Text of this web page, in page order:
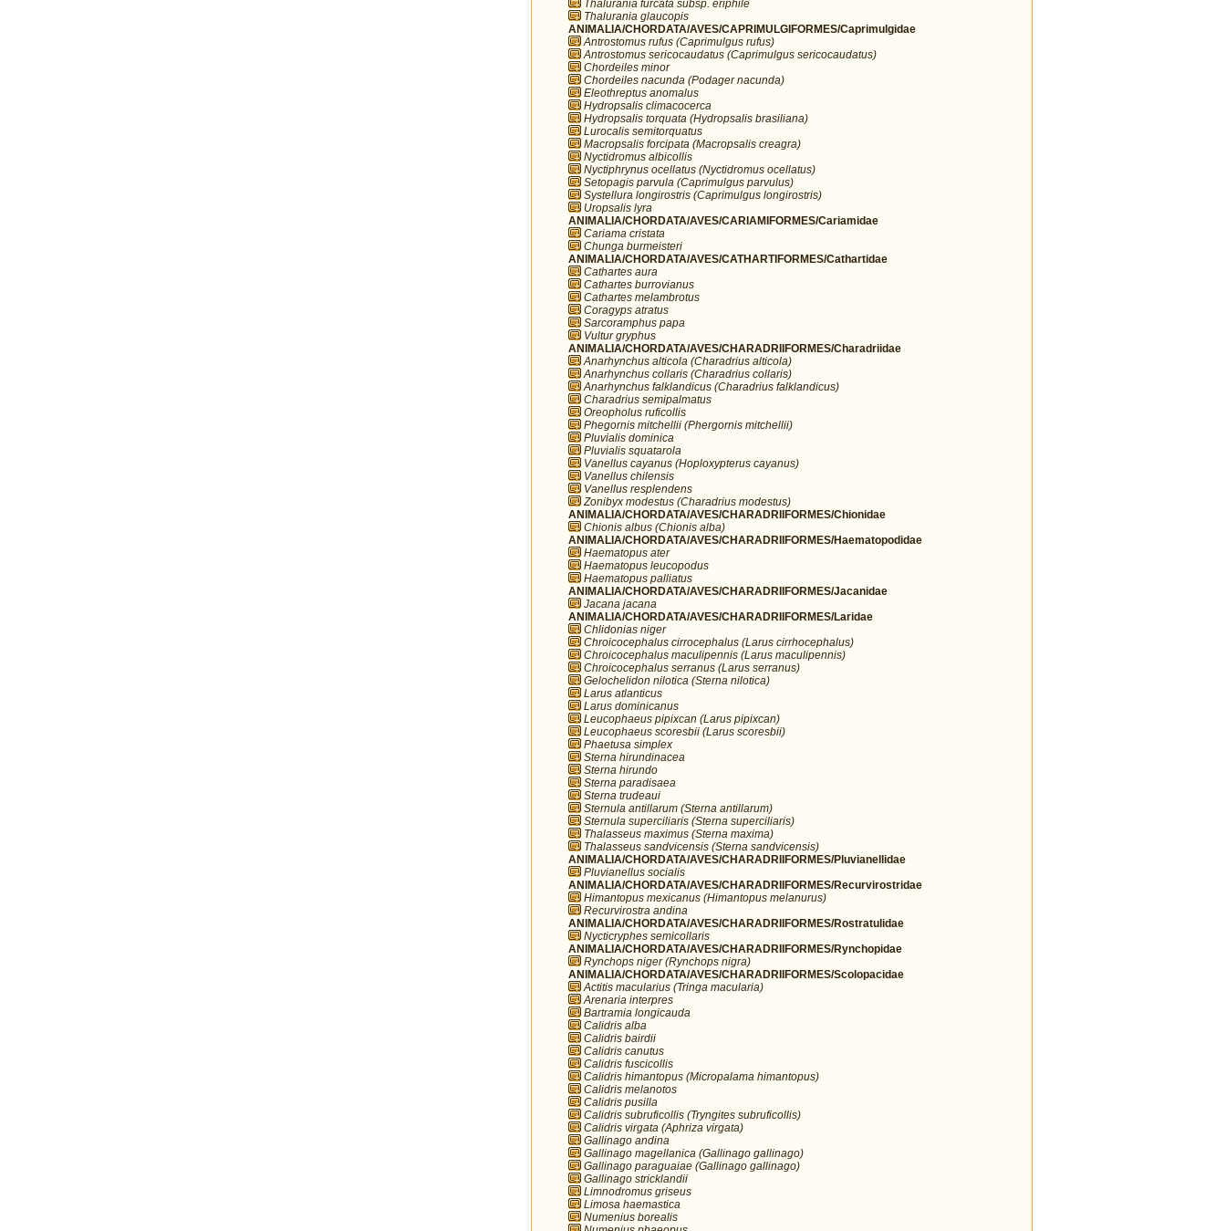
Thalurania furcata subsp. eriphile
Thalurania glaucopis
ANIMALIA/CHORDATA/AVES/CAPRIMULGIFORMES/Caprimulgidae
Antrostomus rufus (Caprimulgus rufus)
Antrostomus sericocaudatus (Caprimulgus sericocaudatus)
Chordeiles minor
Chordeiles nacunda (Podager nacunda)
Eleothreptus anomalus
Hydropsalis climacocerca
Hydropsalis torquata (Hydropsalis brasiliana)
Lurocalis semitorquatus
Macropsalis forcipata (Macropsalis creagra)
Nyctidromus albicollis
Nyctiphrynus ocellatus (Nyctidromus ocellatus)
Setopagis parvula (Caprimulgus parvulus)
Systellura longirostris (Caprimulgus longirostris)
Uropsalis lyra
ANIMALIA/CHORDATA/AVES/CARIAMIFORMES/Cariamidae
Cariama cristata
Chunga burmeisteri
ANIMALIA/CHORDATA/AVES/CATHARTIFORMES/Cathartidae
Cathartes aura
Cathartes burrovianus
Cathartes melambrotus
Coragyps atratus
Sarcoramphus papa
Vultur gryphus
ANIMALIA/CHORDATA/AVES/CHARADRIIFORMES/Charadriidae
Anarhynchus alticola (Charadrius alticola)
Anarhynchus collaris (Charadrius collaris)
Anarhynchus falklandicus (Charadrius falklandicus)
Charadrius semipalmatus
Oreopholus ruficollis
Phegornis mitchellii (Phergornis mitchellii)
Pluvialis dominica
Pluvialis squatarola
Vanellus cayanus (Hoploxypterus cayanus)
Vanellus chilensis
Vanellus resplendens
Zonibyx modestus (Charadrius modestus)
ANIMALIA/CHORDATA/AVES/CHARADRIIFORMES/Chionidae
Chionis albus (Chionis alba)
ANIMALIA/CHORDATA/AVES/CHARADRIIFORMES/Haematopodidae
Haematopus ater
Haematopus leucopodus
Haematopus palliatus
ANIMALIA/CHORDATA/AVES/CHARADRIIFORMES/Jacanidae
Jacana jacana
ANIMALIA/CHORDATA/AVES/CHARADRIIFORMES/Laridae
Chlidonias niger
Chroicocephalus cirrocephalus (Larus cirrhocephalus)
Chroicocephalus maculipennis (Larus maculipennis)
Chroicocephalus serranus (Larus serranus)
Gelochelidon nilotica (Sterna nilotica)
Larus atlanticus
Larus dominicanus
Leucophaeus pipixcan (Larus pipixcan)
Leucophaeus scoresbii (Larus scoresbii)
Phaetusa simplex
Sterna hirundinacea
Sterna hirundo
Sterna paradisaea
Sterna trudeaui
Sternula antillarum (Sterna antillarum)
Sternula superciliaris (Sterna superciliaris)
Thalasseus maximus (Sterna maxima)
Thalasseus sandvicensis (Sterna sandvicensis)
ANIMALIA/CHORDATA/AVES/CHARADRIIFORMES/Pluvianellidae
Pluvianellus socialis
ANIMALIA/CHORDATA/AVES/CHARADRIIFORMES/Recurvirostridae
Himantopus mexicanus (Himantopus melanurus)
Recurvirostra andina
ANIMALIA/CHORDATA/AVES/CHARADRIIFORMES/Rostratulidae
Nycticryphes semicollaris
ANIMALIA/CHORDATA/AVES/CHARADRIIFORMES/Rynchopidae
Rynchops niger (Rynchops nigra)
ANIMALIA/CHORDATA/AVES/CHARADRIIFORMES/Scolopacidae
Actitis macularius (Tringa macularia)
Arenaria interpres
Bartramia longicauda
Calidris alba
Calidris bairdii
Calidris canutus
Calidris fuscicollis
Calidris himantopus (Micropalama himantopus)
Calidris melanotos
Calidris pusilla
Calidris subruficollis (Tryngites subruficollis)
Calidris virgata (Aphriza virgata)
Gallinago andina
Gallinago magellanica (Gallinago gallinago)
Gallinago paraguaiae (Gallinago gallinago)
Gallinago stricklandii
Limnodromus griseus
Limosa haemastica
Numenius borealis